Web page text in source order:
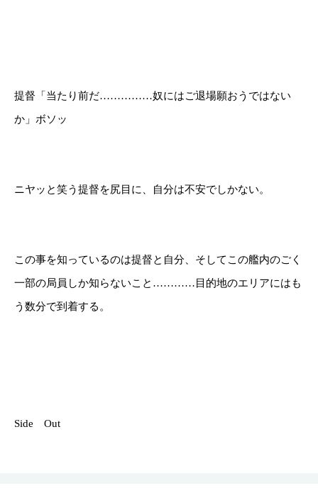
提督「当たり前だ……………奴にはご退場願おうではない
か」ボソッ
ニヤッと笑う提督を尻目に、自分は不安でしかない。
この事を知っているのは提督と自分、そしてこの艦内のごく
一部の局員しか知らないこと…………目的地のエリアにはも
う数分で到着する。
Side Out